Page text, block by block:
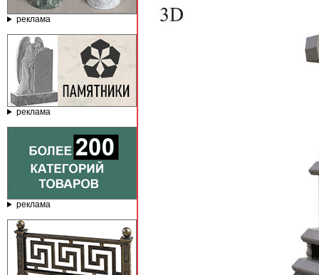
реклама
реклама
реклама